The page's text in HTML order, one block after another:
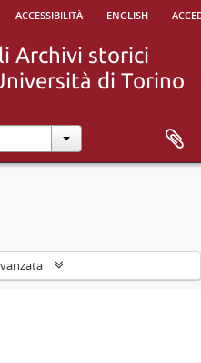
accessibilità english